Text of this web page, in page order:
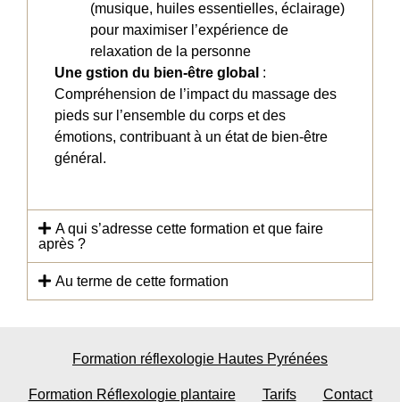
(musique, huiles essentielles, éclairage)
pour maximiser l’expérience de
relaxation de la personne
Une gstion du bien-être global :
Compréhension de l’impact du massage des
pieds sur l’ensemble du corps et des
émotions, contribuant à un état de bien-être
général.
A qui s’adresse cette formation et que faire
après ?
Au terme de cette formation
Formation réflexologie Hautes Pyrénées
Formation Réflexologie plantaire Tarifs Contact